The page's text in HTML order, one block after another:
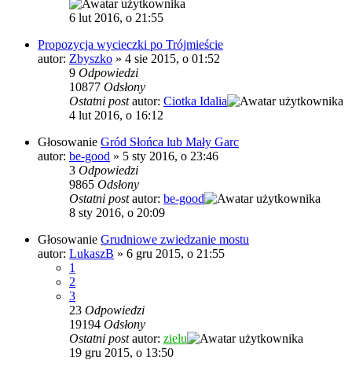
6 lut 2016, o 21:55
Propozycja wycieczki po Trójmieście
autor: Zbyszko » 4 sie 2015, o 01:52
9 Odpowiedzi
10877 Odsłony
Ostatni postautor: Ciotka Idalia
4 lut 2016, o 16:12
Głosowanie Gród Słońca lub Mały Garc
autor: be-good » 5 sty 2016, o 23:46
3 Odpowiedzi
9865 Odsłony
Ostatni postautor: be-good
8 sty 2016, o 20:09
Głosowanie Grudniowe zwiedzanie mostu
autor: LukaszB » 6 gru 2015, o 21:55
1
2
3
23 Odpowiedzi
19194 Odsłony
Ostatni postautor: zielu
19 gru 2015, o 13:50